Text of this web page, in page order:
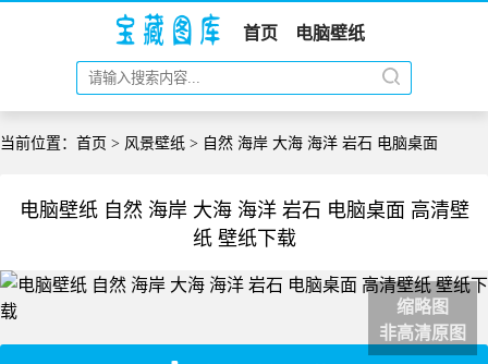
首页 电脑壁纸
当前位置： 首页 > 风景壁纸 > 自然 海岸 大海 海洋 岩石 电脑桌面
电脑壁纸 自然 海岸 大海 海洋 岩石 电脑桌面 高清壁
纸 壁纸下载
缩略图
非高清原图